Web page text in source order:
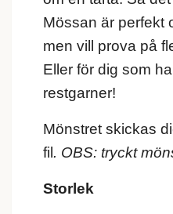
Mössan är perfekt
men vill prova på
Eller för dig som
restgarner!
Mönstret skickas
fil . OBS: tryckt
Storlek